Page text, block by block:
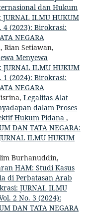
dan Hukum
ILMU HUKUM
4 (2023): Birokrasi:
NEGARA
Rian Setiawan,
Menyewa
ILMU HUKUM
1 (2024): Birokrasi:
NEGARA
Legalitas Alat
dalam Proses
Hukum Pidana ,
DAN TATA NEGARA:
ILMU HUKUM
Burhanuddin,
HAM: Studi Kasus
di Perbatasan Arab
JURNAL ILMU
2 No. 3 (2024):
DAN TATA NEGARA